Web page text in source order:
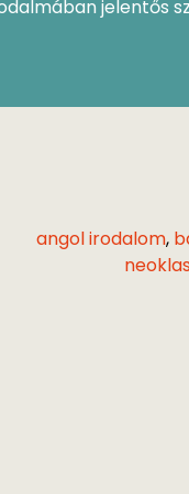
jelentős
angol irodalom,